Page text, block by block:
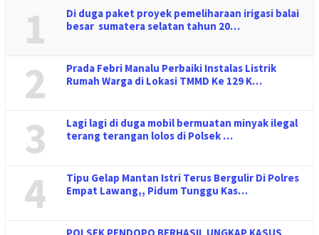
1
Di duga paket proyek pemeliharaan irigasi balai
besar sumatera selatan tahun 20…
2
Prada Febri Manalu Perbaiki Instalas Listrik
Rumah Warga di Lokasi TMMD Ke 129 K…
3
Lagi lagi di duga mobil bermuatan minyak ilegal
terang terangan lolos di Polsek …
4
Tipu Gelap Mantan Istri Terus Bergulir Di Polres
Empat Lawang,, Pidum Tunggu Kas…